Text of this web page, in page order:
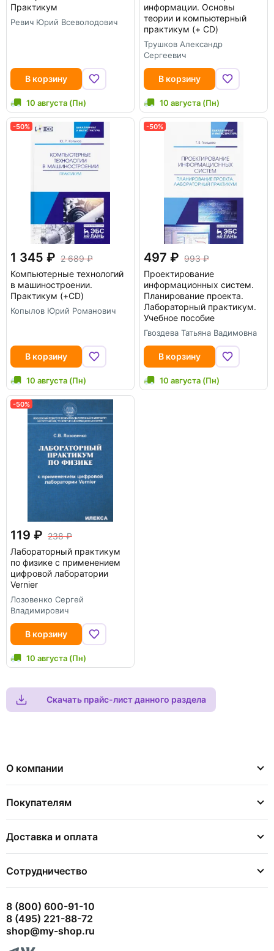
Практикум
Ревич Юрий Всеволодович
В корзину
10 августа (Пн)
информации. Основы
теории и компьютерный
практикум (+ CD)
Трушков Александр
Сергеевич
В корзину
10 августа (Пн)
-50%
1 345
2 689
Компьютерные технологий
в машиностроении.
Практикум (+CD)
Копылов Юрий Романович
В корзину
10 августа (Пн)
-50%
497
993
Проектирование
информационных систем.
Планирование проекта.
Лабораторный практикум.
Учебное пособие
Гвоздева Татьяна Вадимовна
В корзину
10 августа (Пн)
-50%
119
238
Лабораторный практикум
по физике с применением
цифровой лаборатории
Vernier
Лозовенко Сергей
Владимирович
В корзину
10 августа (Пн)
Скачать прайс-лист данного раздела
О компании
Покупателям
Доставка и оплата
Сотрудничество
8 (800) 600-91-10
8 (495) 221-88-72
shop@my-shop.ru